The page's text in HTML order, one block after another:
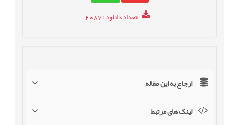
تعداد دانلود: 2087
ارجاع به این مقاله
لینک های مرتبط